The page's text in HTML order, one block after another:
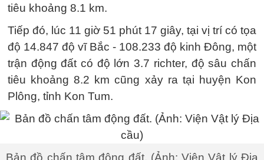
tiêu khoảng 8.1 km.
Tiếp đó, lúc 11 giờ 51 phút 17 giây, tại vị trí có tọa
độ 14.847 độ vĩ Bắc - 108.233 độ kinh Đông, một
trận động đất có độ lớn 3.7 richter, độ sâu chấn
tiêu khoảng 8.2 km cũng xảy ra tại huyện Kon
Plông, tỉnh Kon Tum.
Bản đồ chấn tâm động đất. (Ảnh: Viện Vật lý Địa